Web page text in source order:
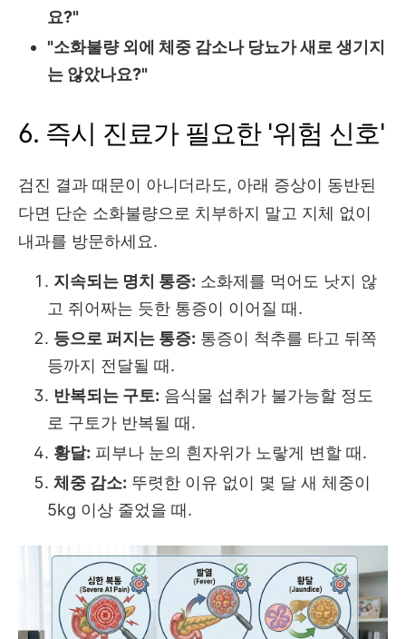
요?"
"소화불량 외에 체중 감소나 당뇨가 새로 생기지
는 않았나요?"
6. 즉시 진료가 필요한 '위험 신호'
검진 결과 때문이 아니더라도, 아래 증상이 동반된
다면 단순 소화불량으로 치부하지 말고 지체 없이
내과를 방문하세요.
지속되는 명치 통증: 소화제를 먹어도 낫지 않
고 쥐어짜는 듯한 통증이 이어질 때.
등으로 퍼지는 통증: 통증이 척추를 타고 뒤쪽
등까지 전달될 때.
반복되는 구토: 음식물 섭취가 불가능할 정도
로 구토가 반복될 때.
황달: 피부나 눈의 흰자위가 노랗게 변할 때.
체중 감소: 뚜렷한 이유 없이 몇 달 새 체중이
5kg 이상 줄었을 때.